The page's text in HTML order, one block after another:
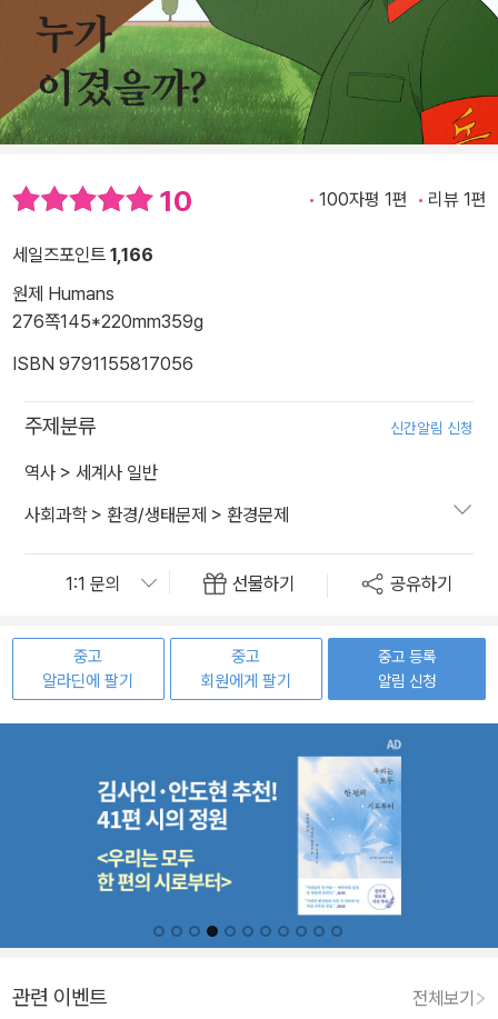
10 100자평 1편 리뷰 1편
세일즈포인트 1,166
원제 Humans
276쪽145*220mm359g
ISBN 9791155817056
주제분류 신간알림 신청
역사 > 세계사 일반
사회과학> 환경/생태문제 > 환경문제
선물하기 공유하기
중고
알라딘에 팔기
중고
회원에게 팔기
중고 등록
알림 신청
관련 이벤트 전체보기